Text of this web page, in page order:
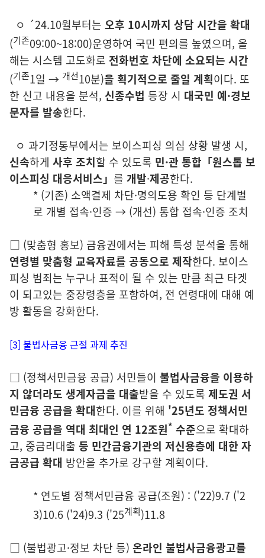
ㅇ ´24.10월부터는 오후 10시까지 상담 시간을 확대
(기존09:00~18:00)운영하여 국민 편의를 높였으며, 올
해는 시스템 고도화로 전화번호 차단에 소요되는 시간
(기존1일 → 개선10분)을 획기적으로 줄일 계획이다. 또
한 신고 내용을 분석, 신종수법 등장 시 대국민 예·경보
문자를 발송한다.
ㅇ 과기정통부에서는 보이스피싱 의심 상황 발생 시,
신속하게 사후 조치할 수 있도록 민·관 통합「원스톱 보
이스피싱 대응서비스」 를 개발·제공한다.
* (기존) 소액결제 차단·명의도용 확인 등 단계별
로 개별 접속·인증 → (개선) 통합 접속·인증 조치
□ (맞춤형 홍보) 금융권에서는 피해 특성 분석을 통해
연령별 맞춤형 교육자료를 공동으로 제작한다. 보이스
피싱 범죄는 누구나 표적이 될 수 있는 만큼 최근 타겟
이 되고있는 중장령층을 포함하여, 전 연령대에 대해 예
방 활동을 강화한다.
[3] 불법사금융 근절 과제 추진
□ (정책서민금융 공급) 서민들이 불법사금융을 이용하
지 않더라도 생계자금을 대출받을 수 있도록 제도권 서
민금융 공급을 확대한다. 이를 위해 '25년도 정책서민
금융 공급을 역대 최대인 연 12조원* 수준으로 확대하
고, 중금리대출 등 민간금융기관의 저신용층에 대한 자
금공급 확대 방안을 추가로 강구할 계획이다.
* 연도별 정책서민금융 공급(조원) : ('22)9.7 ('2
3)10.6 ('24)9.3 ('25계획)11.8
□ (불법광고·정보 차단 등) 온라인 불법사금융광고를